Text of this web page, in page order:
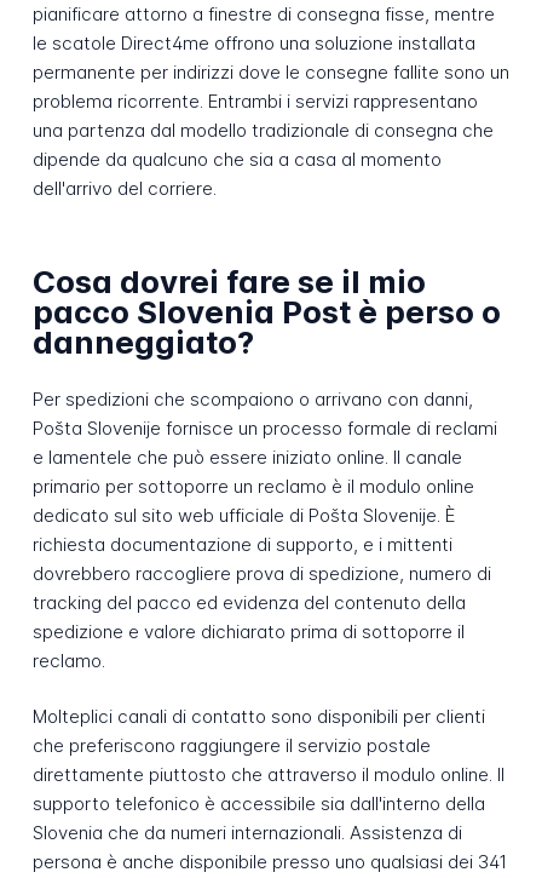
pianificare attorno a finestre di consegna fisse, mentre
le scatole Direct4me offrono una soluzione installata
permanente per indirizzi dove le consegne fallite sono un
problema ricorrente. Entrambi i servizi rappresentano
una partenza dal modello tradizionale di consegna che
dipende da qualcuno che sia a casa al momento
dell'arrivo del corriere.
Cosa dovrei fare se il mio
pacco Slovenia Post è perso o
danneggiato?
Per spedizioni che scompaiono o arrivano con danni,
Pošta Slovenije fornisce un processo formale di reclami
e lamentele che può essere iniziato online. Il canale
primario per sottoporre un reclamo è il modulo online
dedicato sul sito web ufficiale di Pošta Slovenije. È
richiesta documentazione di supporto, e i mittenti
dovrebbero raccogliere prova di spedizione, numero di
tracking del pacco ed evidenza del contenuto della
spedizione e valore dichiarato prima di sottoporre il
reclamo.
Molteplici canali di contatto sono disponibili per clienti
che preferiscono raggiungere il servizio postale
direttamente piuttosto che attraverso il modulo online. Il
supporto telefonico è accessibile sia dall'interno della
Slovenia che da numeri internazionali. Assistenza di
persona è anche disponibile presso uno qualsiasi dei 341